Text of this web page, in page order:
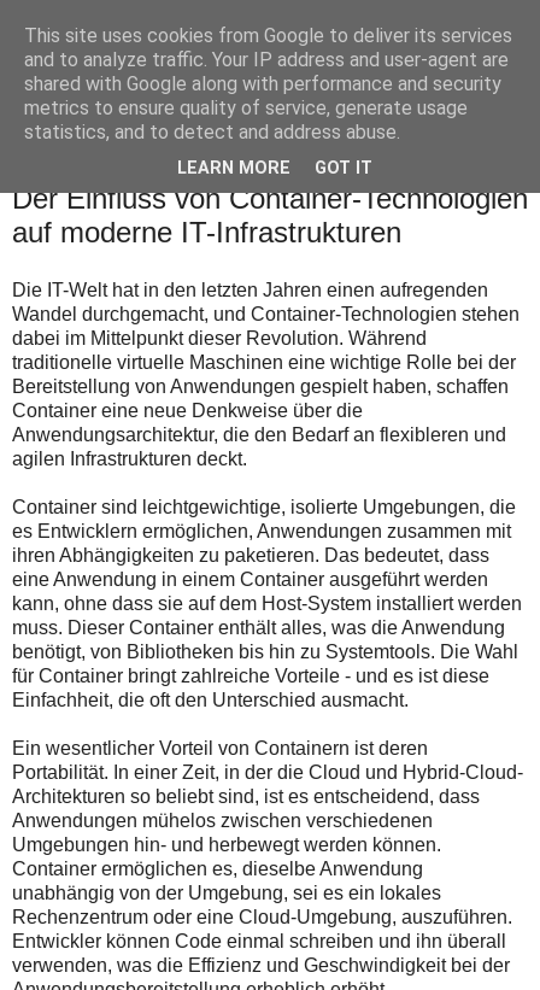
Leberhart
Der Einfluss von Container-Technologien
auf moderne IT-Infrastrukturen
Die IT-Welt hat in den letzten Jahren einen aufregenden
Wandel durchgemacht, und Container-Technologien stehen
dabei im Mittelpunkt dieser Revolution. Während
traditionelle virtuelle Maschinen eine wichtige Rolle bei der
Bereitstellung von Anwendungen gespielt haben, schaffen
Container eine neue Denkweise über die
Anwendungsarchitektur, die den Bedarf an flexibleren und
agilen Infrastrukturen deckt.
Container sind leichtgewichtige, isolierte Umgebungen, die
es Entwicklern ermöglichen, Anwendungen zusammen mit
ihren Abhängigkeiten zu paketieren. Das bedeutet, dass
eine Anwendung in einem Container ausgeführt werden
kann, ohne dass sie auf dem Host-System installiert werden
muss. Dieser Container enthält alles, was die Anwendung
benötigt, von Bibliotheken bis hin zu Systemtools. Die Wahl
für Container bringt zahlreiche Vorteile - und es ist diese
Einfachheit, die oft den Unterschied ausmacht.
Ein wesentlicher Vorteil von Containern ist deren
Portabilität. In einer Zeit, in der die Cloud und Hybrid-Cloud-
Architekturen so beliebt sind, ist es entscheidend, dass
Anwendungen mühelos zwischen verschiedenen
Umgebungen hin- und herbewegt werden können.
Container ermöglichen es, dieselbe Anwendung
unabhängig von der Umgebung, sei es ein lokales
Rechenzentrum oder eine Cloud-Umgebung, auszuführen.
Entwickler können Code einmal schreiben und ihn überall
verwenden, was die Effizienz und Geschwindigkeit bei der
This site uses cookies from Google to deliver its services
and to analyze traffic. Your IP address and user-agent are
shared with Google along with performance and security
metrics to ensure quality of service, generate usage
statistics, and to detect and address abuse.
LEARN MORE GOT IT